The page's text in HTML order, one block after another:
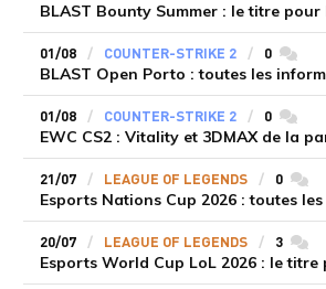
BLAST Bounty Summer : le titre pour
01/08 COUNTER-STRIKE 2 0
01/08 COUNTER-STRIKE 2 0
EWC CS2 : Vitality et 3DMAX de la
21/07 LEAGUE OF LEGENDS 0
20/07 LEAGUE OF LEGENDS 3
Esports World Cup LoL 2026 : le titre